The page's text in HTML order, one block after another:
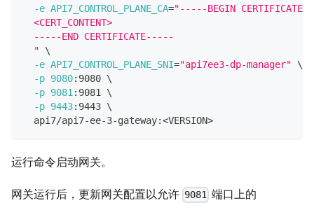
-e API7_CONTROL_PLANE_CA="-----BEGIN
  <CERT_CONTENT>
  -----END CERTIFICATE-----
  "
\
-e API7_CONTROL_PLANE_SNI="api7ee3-dp-manager"
\
-p 9080:9080 \
-p 9081 :9081 \
-p 9443:9443 \
  api7/api7-ee-3-gateway:
<VERSION>
运行命令启动网关。
网关运行后，更新网关配置以允许 9081 端口上的